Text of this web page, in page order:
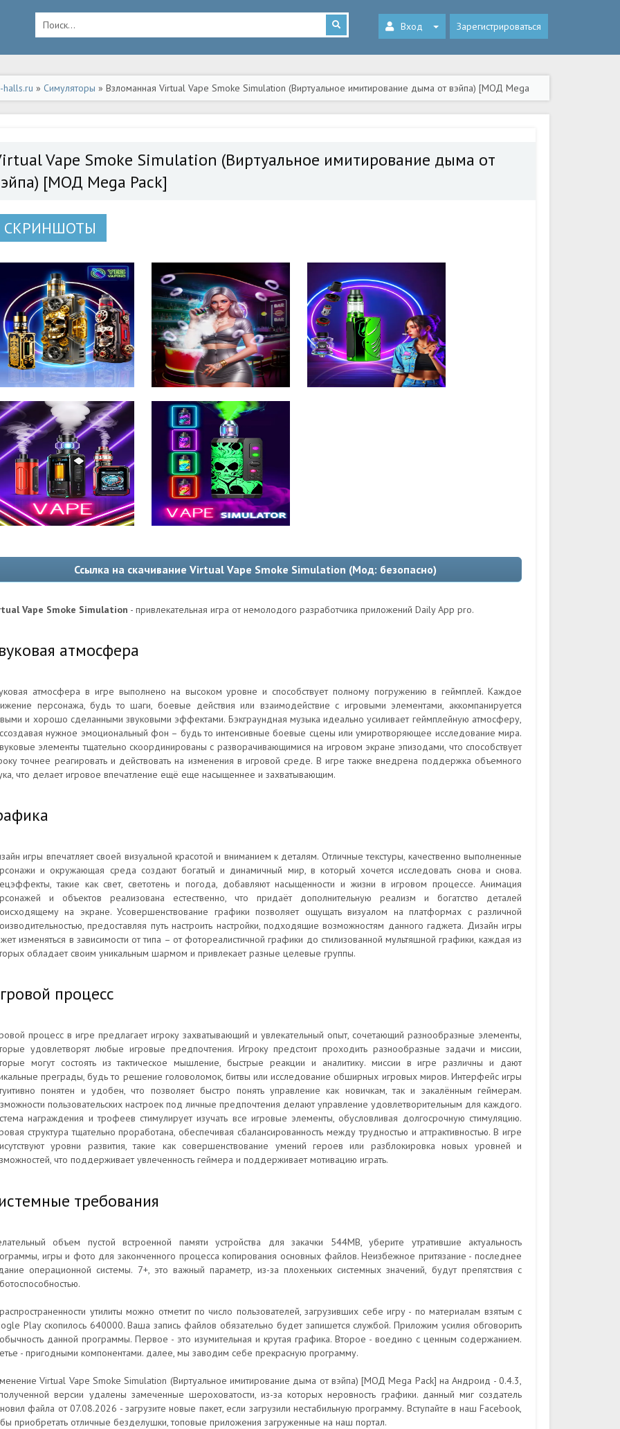
Вход Зарегистрироваться
halls.ru » Симуляторы » Взломанная Virtual Vape Smoke Simulation (Виртуальное имитирование дыма от вэйпа) [МОД Mega
полная версия apk на Андроид
Vape Smoke Simulation (Виртуальное имитирование дыма от
[МОД Mega Pack]
СКРИНШОТЫ
Ссылка на скачивание Virtual Vape Smoke Simulation (Мод: безопасно)
Vape Smoke Simulation - привлекательная игра от немолодого разработчика приложений Daily App pro.
атмосфера
атмосфера в игре выполнено на высоком уровне и способствует полному погружению в геймплей. Каждое
персонажа, будь то шаги, боевые действия или взаимодействие с игровыми элементами, аккомпанируется
и хорошо сделанными звуковыми эффектами. Бэкграундная музыка идеально усиливает геймплейную атмосферу,
нужное эмоциональный фон – будь то интенсивные боевые сцены или умиротворяющее исследование мира.
элементы тщательно скоординированы с разворачивающимися на игровом экране эпизодами, что способствует
точнее реагировать и действовать на изменения в игровой среде. В игре также внедрена поддержка объемного
что делает игровое впечатление ещё еще насыщеннее и захватывающим.
игры впечатляет своей визуальной красотой и вниманием к деталям. Отличные текстуры, качественно выполненные
и окружающая среда создают богатый и динамичный мир, в который хочется исследовать снова и снова.
такие как свет, светотень и погода, добавляют насыщенности и жизни в игровом процессе. Анимация
и объектов реализована естественно, что придаёт дополнительную реализм и богатство деталей
на экране. Усовершенствование графики позволяет ощущать визуалом на платформах с различной
предоставляя путь настроить настройки, подходящие возможностям данного гаджета. Дизайн игры
изменяться в зависимости от типа – от фотореалистичной графики до стилизованной мультяшной графики, каждая из
обладает своим уникальным шармом и привлекает разные целевые группы.
процесс
процесс в игре предлагает игроку захватывающий и увлекательный опыт, сочетающий разнообразные элементы,
удовлетворят любые игровые предпочтения. Игроку предстоит проходить разнообразные задачи и миссии,
могут состоять из тактическое мышление, быстрые реакции и аналитику. миссии в игре различны и дают
преграды, будь то решение головоломок, битвы или исследование обширных игровых миров. Интерфейс игры
понятен и удобен, что позволяет быстро понять управление как новичкам, так и закалённым геймерам.
пользовательских настроек под личные предпочтения делают управление удовлетворительным для каждого.
награждения и трофеев стимулирует изучать все игровые элементы, обусловливая долгосрочную стимуляцию.
структура тщательно проработана, обеспечивая сбалансированность между трудностью и аттрактивностью. В игре
уровни развития, такие как совершенствование умений героев или разблокировка новых уровней и
что поддерживает увлеченность геймера и поддерживает мотивацию играть.
требования
объем пустой встроенной памяти устройства для закачки 544MB, уберите утратившие актуальность
игры и фото для законченного процесса копирования основных файлов. Неизбежное притязание - последнее
операционной системы. 7+, это важный параметр, из-за плохеньких системных значений, будут препятствия с
утилиты можно отметит по число пользователей, загрузивших себе игру - по материалам взятым с
Play скопилось 640000. Ваша запись файлов обязательно будет запишется службой. Приложим усилия обговорить
данной программы. Первое - это изумительная и крутая графика. Второе - воедино с ценным содержанием.
- пригодными компонентами. далее, мы заводим себе прекрасную программу.
Virtual Vape Smoke Simulation (Виртуальное имитирование дыма от вэйпа) [МОД Mega Pack] на Андроид - 0.4.3,
версии удалены замеченные шероховатости, из-за которых неровность графики. данный миг создатель
файла от 07.08.2026 - загрузите новые пакет, если загрузили нестабильную программу. Вступайте в наш Facebook,
приобретать отличные безделушки, топовые приложения загруженные на наш портал.